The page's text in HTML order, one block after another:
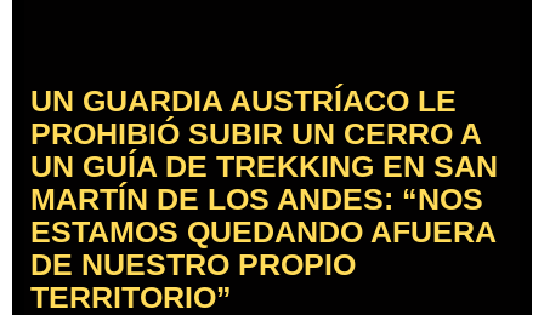
UN GUARDIA AUSTRÍACO LE
PROHIBIÓ SUBIR UN CERRO A
UN GUÍA DE TREKKING EN SAN
MARTÍN DE LOS ANDES: “NOS
ESTAMOS QUEDANDO AFUERA
DE NUESTRO PROPIO
TERRITORIO”